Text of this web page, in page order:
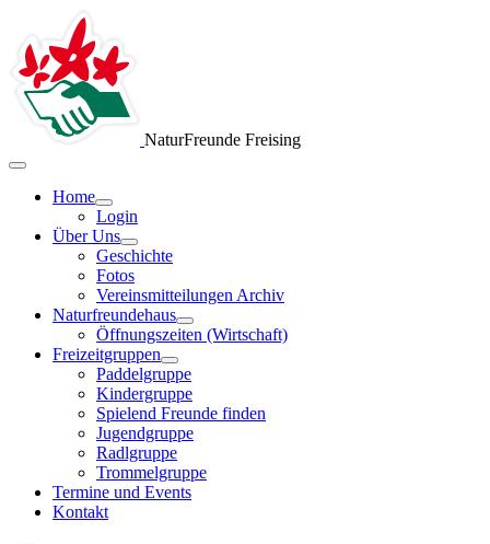
NaturFreunde Freising
Home
Login
Über Uns
Geschichte
Fotos
Vereinsmitteilungen Archiv
Naturfreundehaus
Öffnungszeiten (Wirtschaft)
Freizeitgruppen
Paddelgruppe
Kindergruppe
Spielend Freunde finden
Jugendgruppe
Radlgruppe
Trommelgruppe
Termine und Events
Kontakt